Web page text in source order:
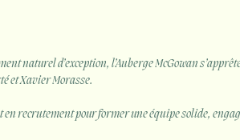
naturel d’exception, l’Auberge McGowan
et Xavier Morasse.
en recrutement pour former une équipe solide,